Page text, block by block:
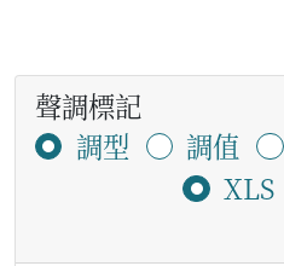
聲調標記
調型
調值
XLS